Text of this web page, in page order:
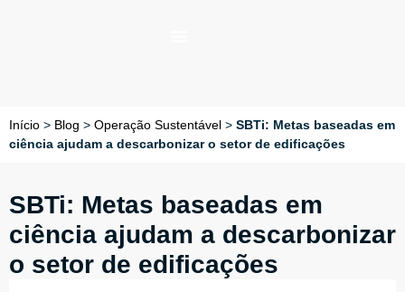
Início > Blog > Operação Sustentável > SBTi: Metas baseadas em
ciência ajudam a descarbonizar o setor de edificações
SBTi: Metas baseadas em
ciência ajudam a descarbonizar
o setor de edificações